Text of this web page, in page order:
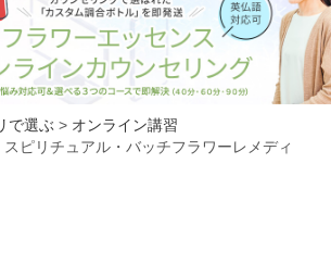
で選ぶ
オンライン講習
スピリチュアル・バッチフラワーレメディ